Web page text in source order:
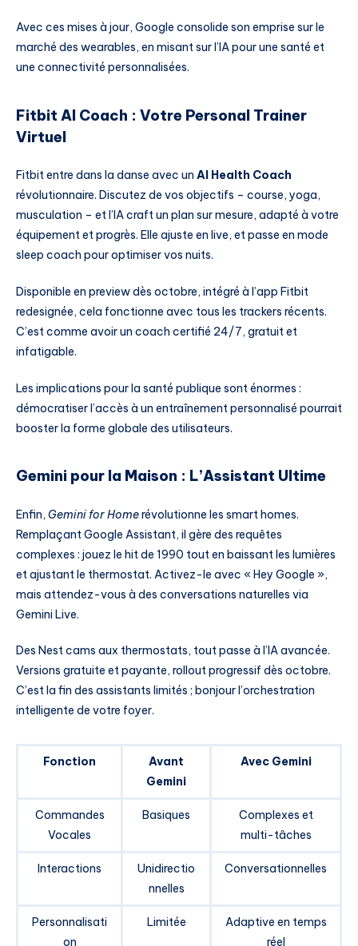
Avec ces mises à jour, Google consolide son emprise sur le
marché des wearables, en misant sur l’IA pour une santé et
une connectivité personnalisées.
Fitbit AI Coach : Votre Personal Trainer
Virtuel
Fitbit entre dans la danse avec un AI Health Coach
révolutionnaire. Discutez de vos objectifs – course, yoga,
musculation – et l’IA craft un plan sur mesure, adapté à votre
équipement et progrès. Elle ajuste en live, et passe en mode
sleep coach pour optimiser vos nuits.
Disponible en preview dès octobre, intégré à l’app Fitbit
redesignée, cela fonctionne avec tous les trackers récents.
C’est comme avoir un coach certifié 24/7, gratuit et
infatigable.
Les implications pour la santé publique sont énormes :
démocratiser l’accès à un entraînement personnalisé pourrait
booster la forme globale des utilisateurs.
Gemini pour la Maison : L’Assistant Ultime
Enfin, Gemini for Homerévolutionne les smart homes.
Remplaçant Google Assistant, il gère des requêtes
complexes : jouez le hit de 1990 tout en baissant les lumières
et ajustant le thermostat. Activez-le avec « Hey Google »,
mais attendez-vous à des conversations naturelles via
Gemini Live.
Des Nest cams aux thermostats, tout passe à l’IA avancée.
Versions gratuite et payante, rollout progressif dès octobre.
C’est la fin des assistants limités ; bonjour l’orchestration
intelligente de votre foyer.
Fonction
Avant
Gemini
Avec Gemini
Commandes
Vocales
Basiques
Complexes et
multi-tâches
Interactions
Unidirectio
nnelles
Conversationnelles
Personnalisati
on
Limitée
Adaptive en temps
réel